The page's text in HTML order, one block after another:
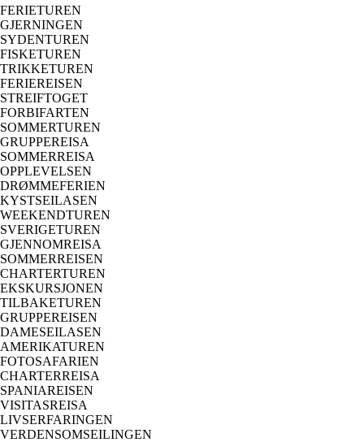
FERIETUREN
GJERNINGEN
SYDENTUREN
FISKETUREN
TRIKKETUREN
FERIEREISEN
STREIFTOGET
FORBIFARTEN
SOMMERTUREN
GRUPPEREISA
SOMMERREISA
OPPLEVELSEN
DRØMMEFERIEN
KYSTSEILASEN
WEEKENDTUREN
SVERIGETUREN
GJENNOMREISA
SOMMERREISEN
CHARTERTUREN
EKSKURSJONEN
TILBAKETUREN
GRUPPEREISEN
DAMESEILASEN
AMERIKATUREN
FOTOSAFARIEN
CHARTERREISA
SPANIAREISEN
VISITASREISA
LIVSERFARINGEN
VERDENSOMSEILINGEN